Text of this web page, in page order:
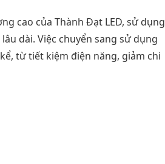
cao của Thành Đạt LED, sử dụng
dài. Việc chuyển sang sử dụng
từ tiết kiệm điện năng, giảm chi